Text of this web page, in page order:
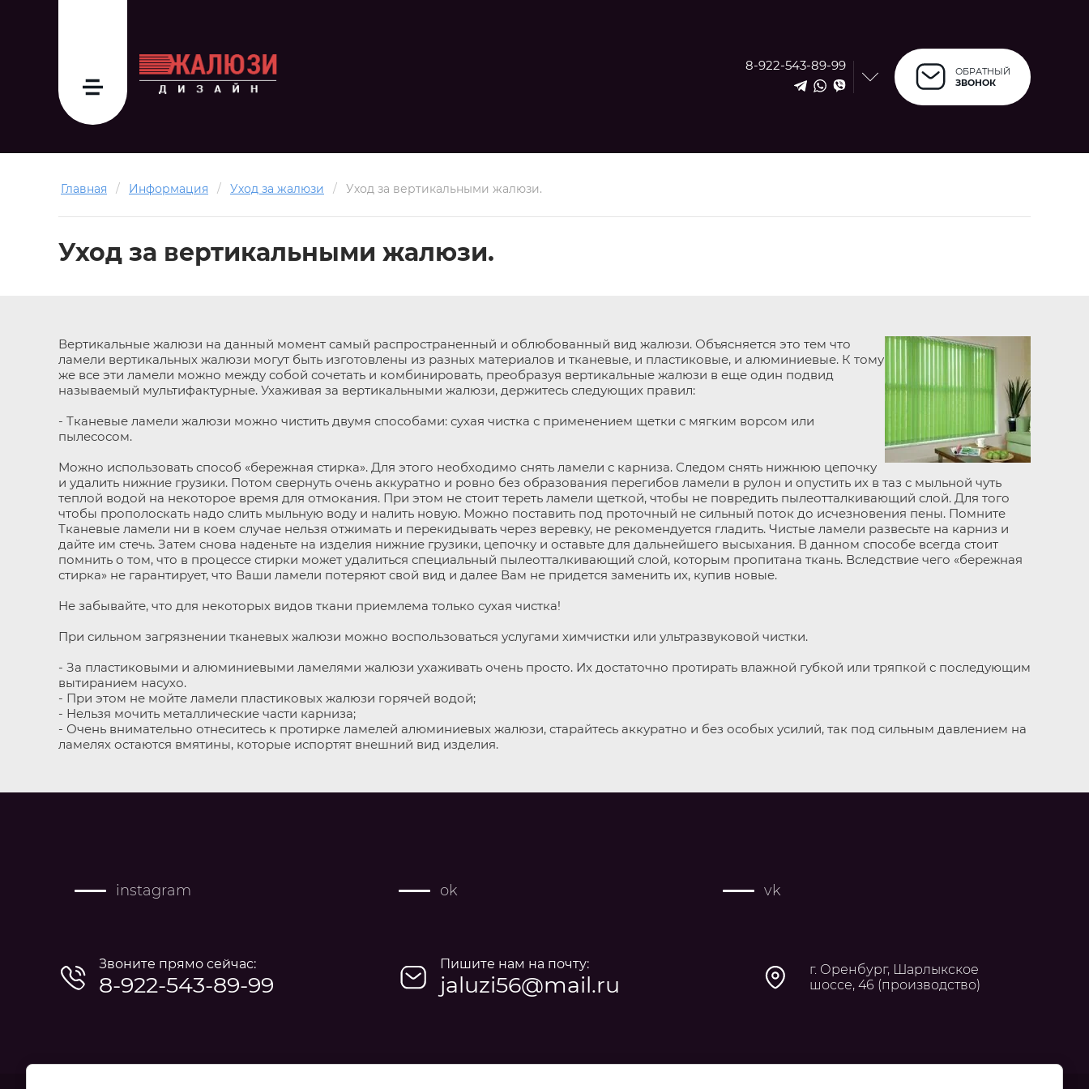
8-922-543-89-99
ОБРАТНЫЙ
ЗВОНОК
Главная / Информация / Уход за жалюзи / Уход за вертикальными жалюзи.
Уход за вертикальными жалюзи.
Вертикальные жалюзи на данный момент самый распространенный и облюбованный вид жалюзи. Объясняется это тем что
ламели вертикальных жалюзи могут быть изготовлены из разных материалов и тканевые, и пластиковые, и алюминиевые. К тому
же все эти ламели можно между собой сочетать и комбинировать, преобразуя вертикальные жалюзи в еще один подвид
называемый мультифактурные. Ухаживая за вертикальными жалюзи, держитесь следующих правил:
- Тканевые ламели жалюзи можно чистить двумя способами: сухая чистка с применением щетки с мягким ворсом или
пылесосом.
Можно использовать способ «бережная стирка». Для этого необходимо снять ламели с карниза. Следом снять нижнюю цепочку
и удалить нижние грузики. Потом свернуть очень аккуратно и ровно без образования перегибов ламели в рулон и опустить их в таз с мыльной чуть
теплой водой на некоторое время для отмокания. При этом не стоит тереть ламели щеткой, чтобы не повредить пылеотталкивающий слой. Для того
чтобы прополоскать надо слить мыльную воду и налить новую. Можно поставить под проточный не сильный поток до исчезновения пены. Помните
Тканевые ламели ни в коем случае нельзя отжимать и перекидывать через веревку, не рекомендуется гладить. Чистые ламели развесьте на карниз и
дайте им стечь. Затем снова наденьте на изделия нижние грузики, цепочку и оставьте для дальнейшего высыхания. В данном способе всегда стоит
помнить о том, что в процессе стирки может удалиться специальный пылеотталкивающий слой, которым пропитана ткань. Вследствие чего «бережная
стирка» не гарантирует, что Ваши ламели потеряют свой вид и далее Вам не придется заменить их, купив новые.
Не забывайте, что для некоторых видов ткани приемлема только сухая чистка!
При сильном загрязнении тканевых жалюзи можно воспользоваться услугами химчистки или ультразвуковой чистки.
- За пластиковыми и алюминиевыми ламелями жалюзи ухаживать очень просто. Их достаточно протирать влажной губкой или тряпкой с последующим
вытиранием насухо.
- При этом не мойте ламели пластиковых жалюзи горячей водой;
- Нельзя мочить металлические части карниза;
- Очень внимательно отнеситесь к протирке ламелей алюминиевых жалюзи, старайтесь аккуратно и без особых усилий, так под сильным давлением на
ламелях остаются вмятины, которые испортят внешний вид изделия.
instagram ok vk
Звоните прямо сейчас:
8-922-543-89-99
Пишите нам на почту:
jaluzi56@mail.ru
г. Оренбург, Шарлыкское
шоссе, 46 (производство)